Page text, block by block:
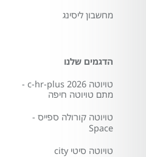
מחשבון ליסינג
הדגמים שלנו
טויוטה c-hr-plus 2026 -
מתם טויוטה חיפה
טויוטה קורולה ספייס -
Space
טויוטה סיטי city